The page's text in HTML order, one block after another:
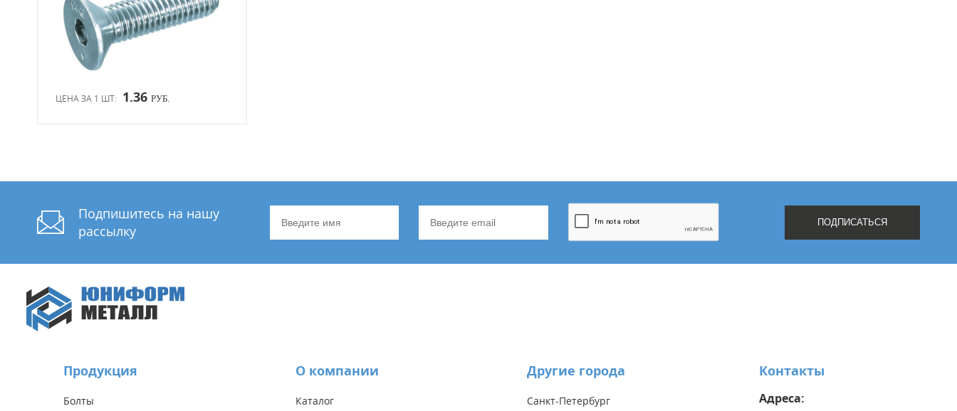
ЦЕНА ЗА 1 ШТ: 1.36 РУБ.
Подпишитесь на нашу
рассылку
Продукция
Болты
О компании
Каталог
Другие города
Санкт-Петербург
Контакты
Адреса: